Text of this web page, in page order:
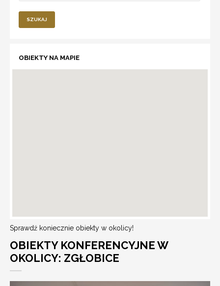
SZUKAJ
OBIEKTY NA MAPIE
Sprawdź koniecznie obiekty w okolicy!
OBIEKTY KONFERENCYJNE W
OKOLICY: ZGŁOBICE